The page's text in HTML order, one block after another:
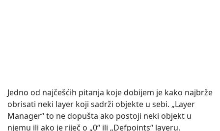
Jedno od najčešćih pitanja koje dobijem je kako najbrže
obrisati neki layer koji sadrži objekte u sebi. „Layer
Manager“ to ne dopušta ako postoji neki objekt u
njemu ili ako je riječ o „0“ ili „Defpoints“ layeru.